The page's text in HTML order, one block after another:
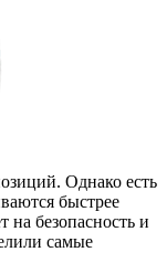
Однако есть
быстрее
на безопасность и
самые